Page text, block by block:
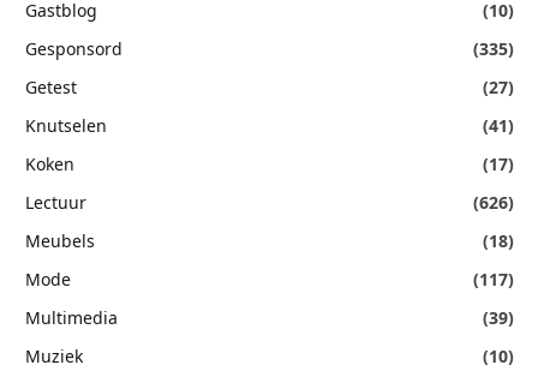
Gastblog
(10)
Gesponsord
(335)
Getest
(27)
Knutselen
(41)
Koken
(17)
Lectuur
(626)
Meubels
(18)
Mode
(117)
Multimedia
(39)
Muziek
(10)